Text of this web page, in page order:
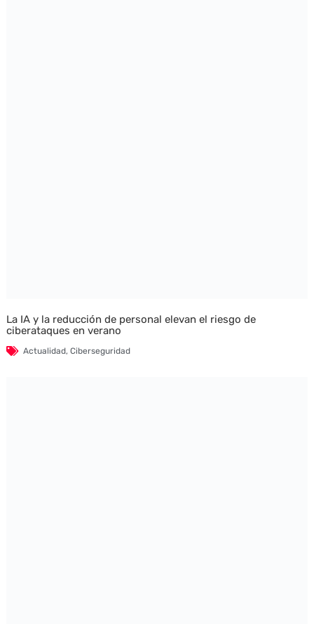
La IA y la reducción de personal elevan el riesgo de
ciberataques en verano
Actualidad, Ciberseguridad